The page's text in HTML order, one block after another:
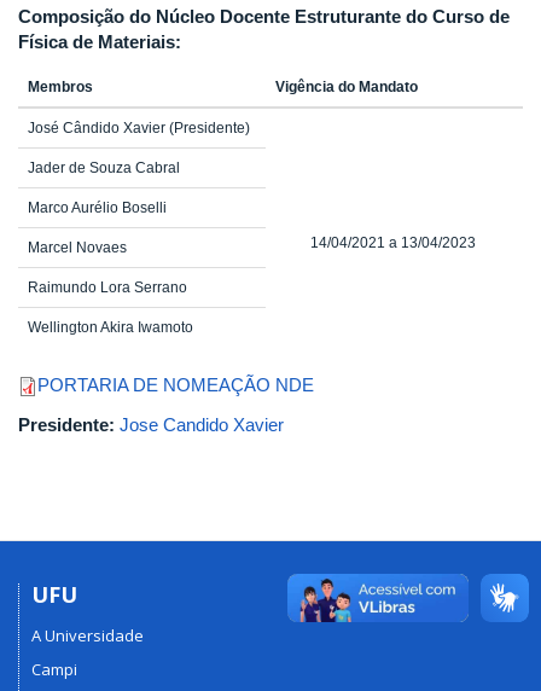
Composição do Núcleo Docente Estruturante do Curso de
Física de Materiais:
Membros Vigência do Mandato
José Cândido Xavier (Presidente)
14/04/2021 a 13/04/2023
Jader de Souza Cabral
Marco Aurélio Boselli
Marcel Novaes
Raimundo Lora Serrano
Wellington Akira Iwamoto
PORTARIA DE NOMEAÇÃO NDE
Presidente: Jose Candido Xavier
UFU
A Universidade
Campi